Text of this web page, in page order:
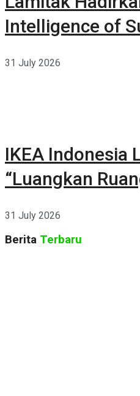
Intelligence of
31 July 2026
IKEA Indonesia
“Luangkan
31 July 2026
Berita Terbaru